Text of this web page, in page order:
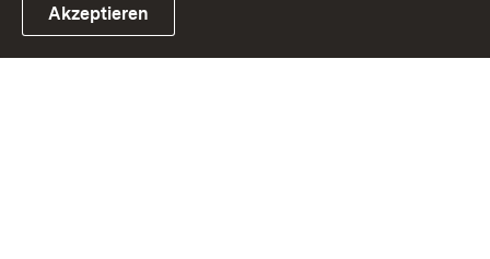
Link zum Landesportal
Akzeptieren